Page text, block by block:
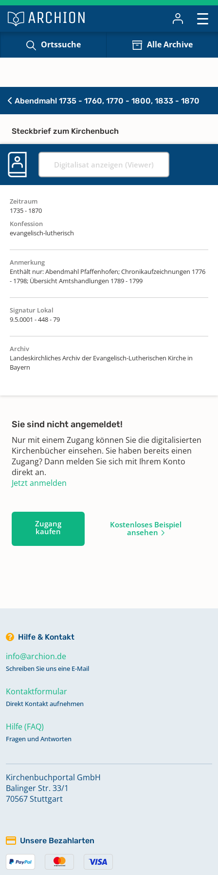
Ortssuche Alle Archive
Abendmahl 1735 - 1760, 1770 - 1800, 1833 - 1870
Steckbrief zum Kirchenbuch
Digitalisat anzeigen (Viewer)
Zeitraum
1735 - 1870
Konfession
evangelisch-lutherisch
Anmerkung
Enthält nur: Abendmahl Pfaffenhofen; Chronikaufzeichnungen 1776
- 1798; Übersicht Amtshandlungen 1789 - 1799
Signatur Lokal
9.5.0001 - 448 - 79
Archiv
Landeskirchliches Archiv der Evangelisch-Lutherischen Kirche in
Bayern
Sie sind nicht angemeldet!
Nur mit einem Zugang können Sie die digitalisierten
Kirchenbücher einsehen. Sie haben bereits einen
Zugang? Dann melden Sie sich mit Ihrem Konto
direkt an.
Jetzt anmelden
Zugang
kaufen
Kostenloses Beispiel
ansehen
Hilfe & Kontakt
info@archion.de
Schreiben Sie uns eine E-Mail
Kontaktformular
Direkt Kontakt aufnehmen
Hilfe (FAQ)
Fragen und Antworten
Kirchenbuchportal GmbH
Balinger Str. 33/1
70567 Stuttgart
Unsere Bezahlarten